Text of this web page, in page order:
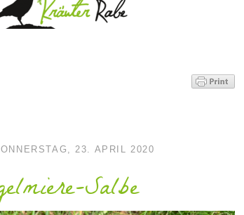
23. APRIL 2020
Salbe